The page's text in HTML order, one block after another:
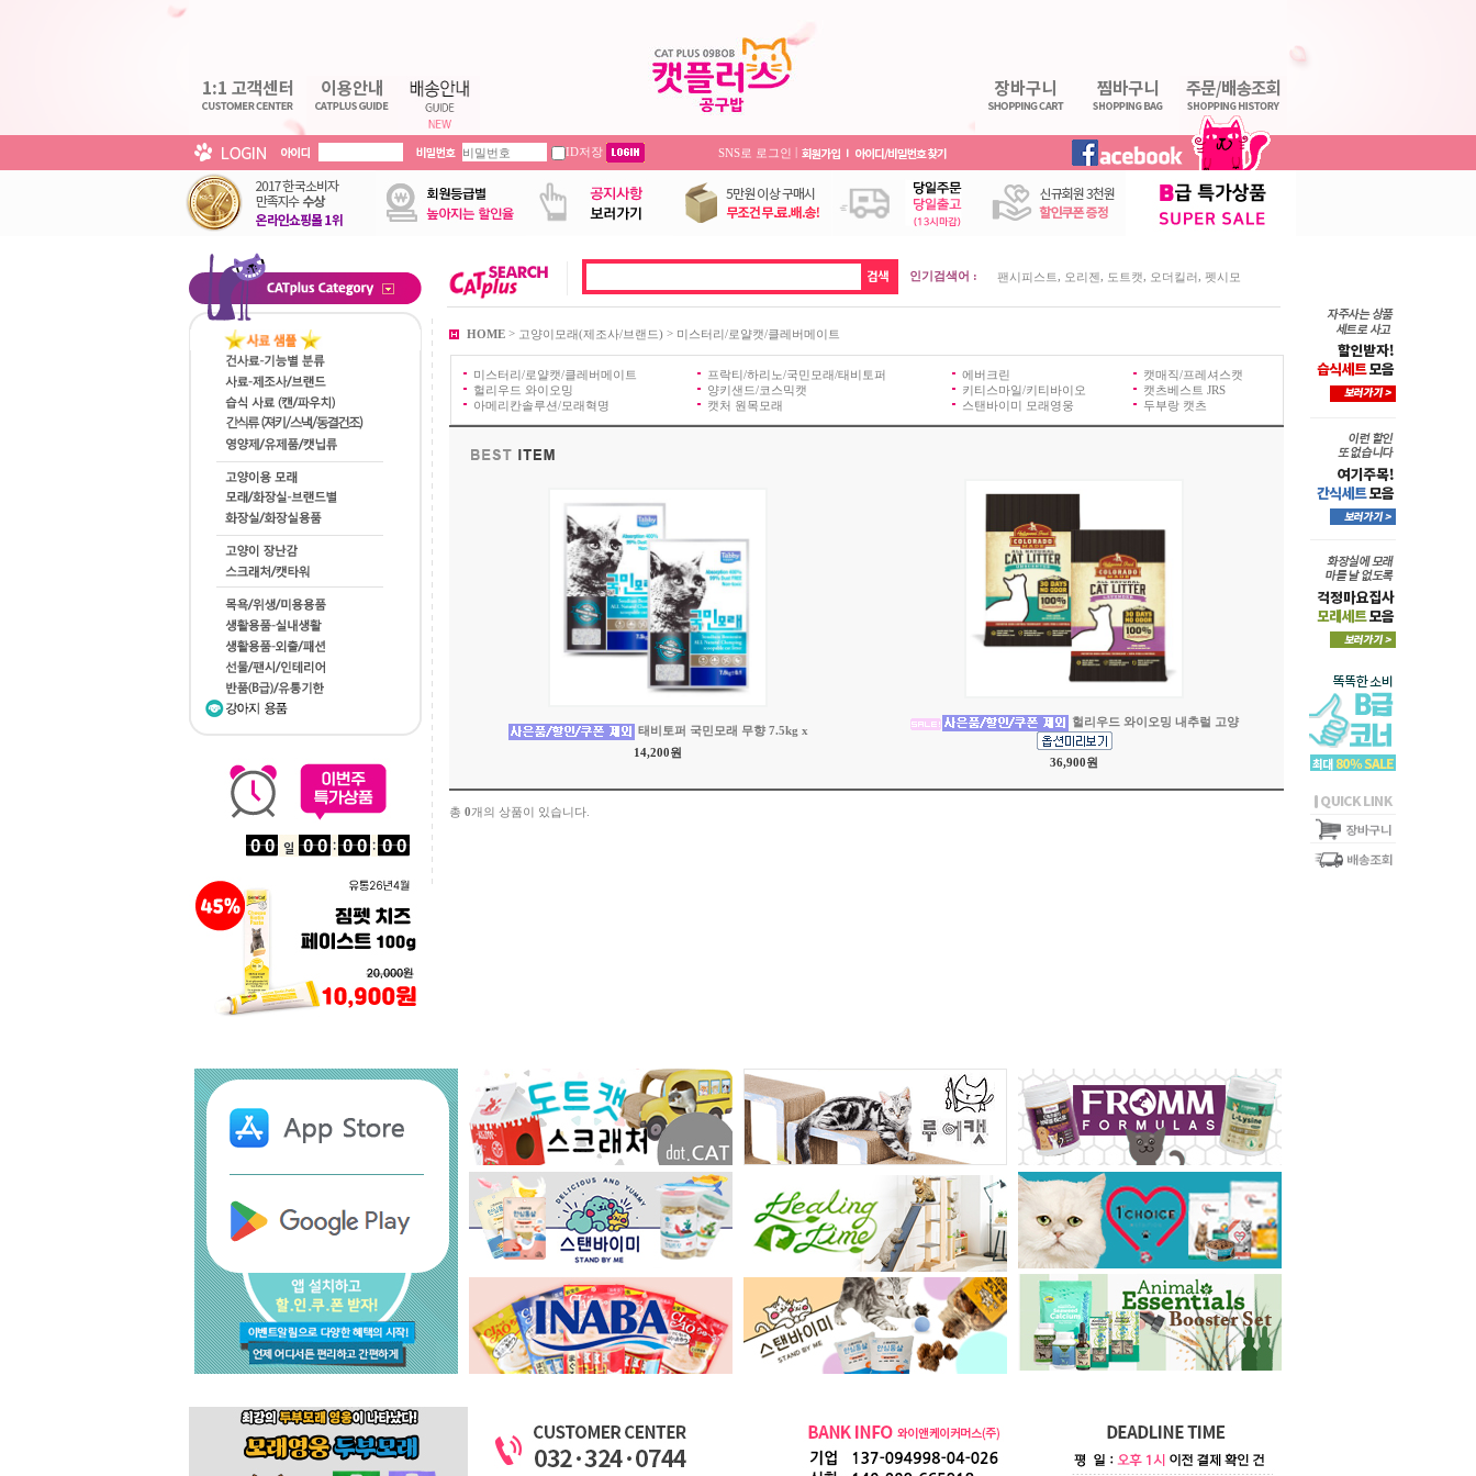
ID저장 SNS로 로그인 |
인기검색어 : 팬시피스트 오리젠 도트캣 오더킬러 펫시모
HOME > 고양이모래(제조사/브랜드) > 미스터리/로얄캣/클레버메이트
미스터리/로얄캣/클레버메이트 프락티/하리노/국민모래/태비토퍼 에버크린
캣매직/프레셔스캣
헐리우드 와이오밍
양키샌드/코스믹캣 키티스마일/키티바이오
캣츠베스트 JRS
아메리칸솔루션/모래혁명
캣처 원목모래 스탠바이미 모래영웅 두부랑 캣츠
태비토퍼 국민모래 무향 7.5kg x
14,200원
헐리우드 와이오밍 내추럴 고양
36,900원
총 0개의 상품이 있습니다.